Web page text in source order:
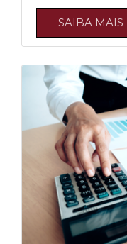
SAIBA MAIS